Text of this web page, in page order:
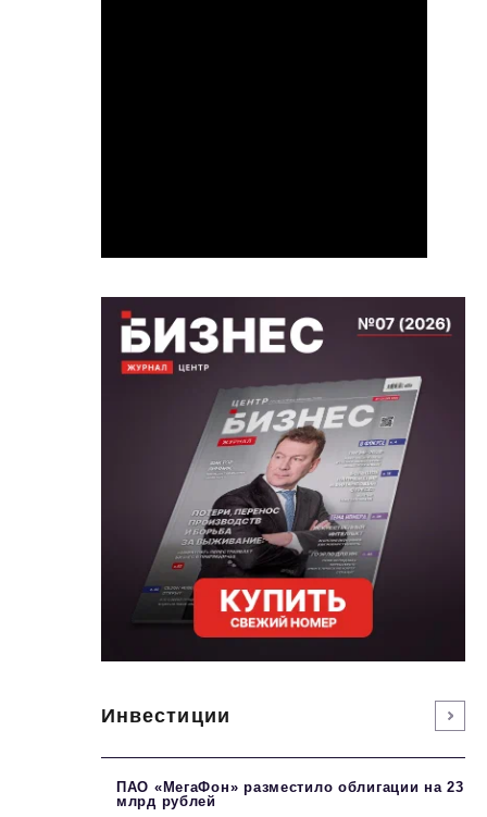
Инвестиции
ПАО «МегаФон» разместило облигации на 23
млрд рублей